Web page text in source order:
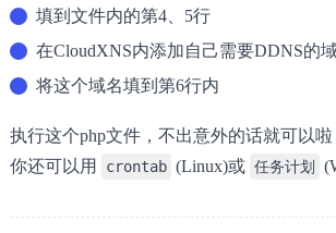
填到文件内的第4、5行
在CloudXNS内添加自己需要DDNS的
将这个域名填到第6行内
执行这个php文件，不出意外的话就可以啦
你还可以用
crontab (Linux)或 任务计划